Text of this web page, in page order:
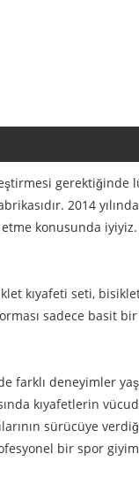
2014
konusunda
kıyafeti seti,
sadece basit
deneyimler
kıyafetlerin
sürücüye
bir spor